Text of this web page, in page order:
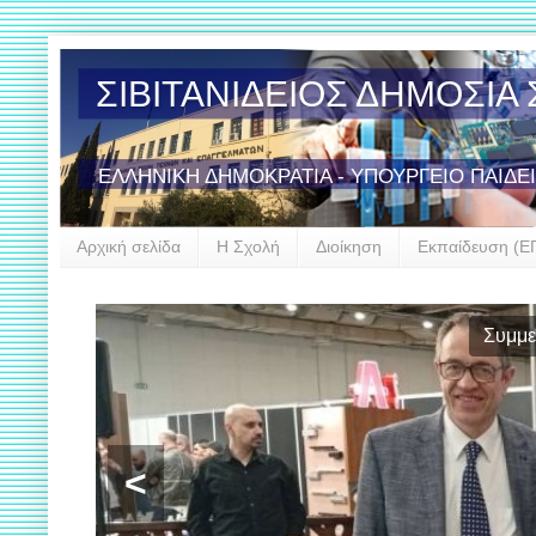
ΣΙΒΙΤΑΝΙΔΕΙΟΣ
ΕΛΛΗΝΙΚΗ ΔΗΜΟΚΡΑΤΙΑ - ΥΠΟΥΡΓΕΙΟ
Αρχική σελίδα Η Σχολή Διοίκηση Εκπαίδευση
<